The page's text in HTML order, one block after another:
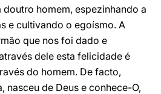
homem, espezinhando a
e cultivando o egoísmo. A
que nos foi dado e
dele esta felicidade é
do homem. De facto,
nasceu de Deus e conhece-O,